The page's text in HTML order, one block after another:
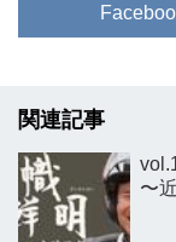
関連記事
〜